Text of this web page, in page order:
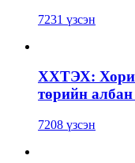
7231 үзсэн
ХХТЭХ: Хориг
төрийн албан
7208 үзсэн